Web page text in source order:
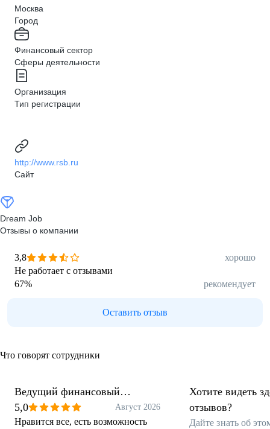
Москва
Город
Финансовый сектор
Сферы деятельности
Организация
Тип регистрации
http://www.rsb.ru
Сайт
Dream Job
Отзывы о компании
3,8
хорошо
Не работает с отзывами
67% рекомендует
Оставить отзыв
Что говорят сотрудники
Ведущий финансовый
менеджер
5,0 Август 2026
Нравится все, есть возможность
Хотите видеть
отзывов?
Дайте знать об